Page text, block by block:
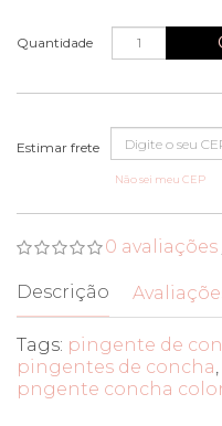
Quantidade
Não sei meu CEP
0 avaliações
Descrição
Tags: pingente de
pingentes de concha,
pngente concha